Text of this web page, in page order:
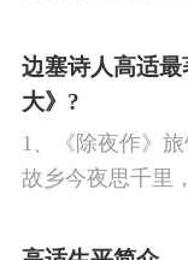
今日相逢无酒钱
边塞诗人高适
大》?
1、《除夜作》
故乡今夜思千里
前路无知己，天